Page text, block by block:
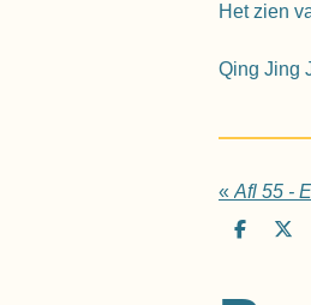
Het zien
Qing Jing
« Afl 55 -
D
D